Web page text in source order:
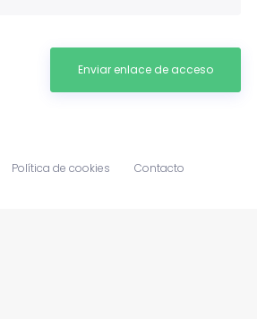
Enviar enlace de acceso
Política de cookies Contacto